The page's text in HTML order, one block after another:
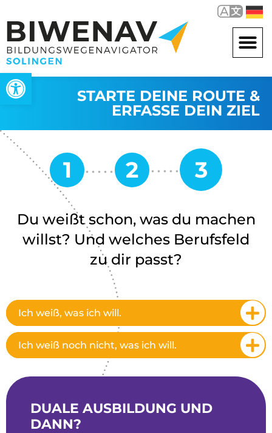
Werkzeugleiste öffnen
STARTE DEINE ROUTE &
ERFASSE DEIN ZIEL
Du weißt schon, was du machen
willst? Und welches Berufsfeld
zu dir passt?
Ich weiß, was ich will.
Ich weiß noch nicht, was ich will.
DUALE AUSBILDUNG UND
DANN?